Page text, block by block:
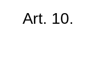
Art. 10.